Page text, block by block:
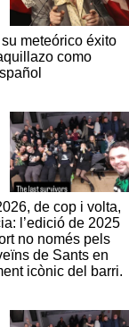
meteórico éxito
como
de cop i volta,
l’edició de 2025
no només pels
de Sants en
icònic del barri.